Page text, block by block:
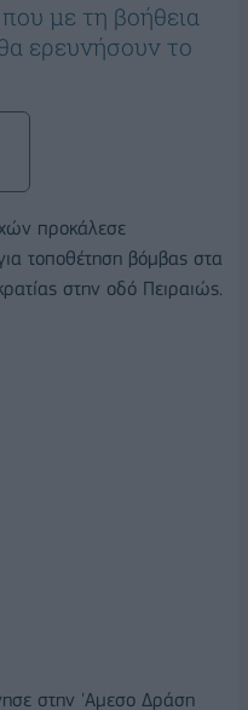
με τη βοήθεια
ερευνήσουν το
προκάλεσε
τοποθέτηση βόμβας στα
στην οδό Πειραιώς.
στην 'Αμεσο Δράση